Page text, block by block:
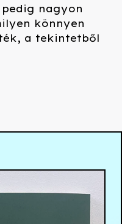
nagyon
könnyen
a tekintetből